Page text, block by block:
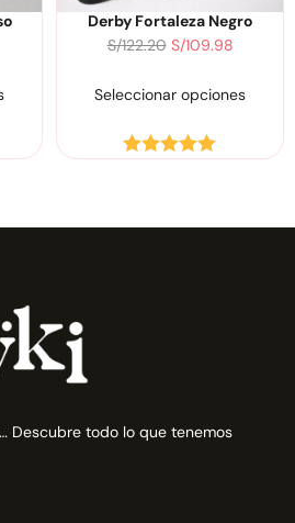
Derby Fortaleza Negro
S/122.20 S/109.98
Seleccionar opciones
Descubre todo lo que tenemos